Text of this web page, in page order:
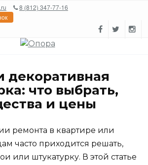
8 (812) 347-77-16
декоративная
что выбрать,
и цены
ремонта в квартире или
часто приходится решать,
или штукатурку. В этой статье